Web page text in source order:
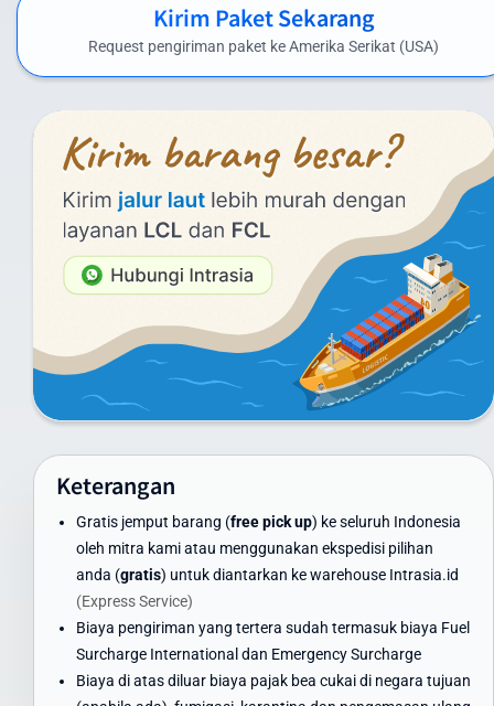
Biaya Kirim Paket ke Amerika Serikat (USA)
yang Kompetitif
yang kompetitif tanpa mengorbankan kualitas layanan. Berikut
perkiraan tarif pengiriman paket dari Indonesia ke Amerika Serikat
(USA) menggunakan layanan kami:
Layanan Udara (Express):
Di atas 100 kg: mulai dari Rp 275.000/kg
Untuk melihat harga secara lengkap anda dapat melihat tabel
daftar harga yang menampilkan tarif pengiriman dari 1 sampai
20 kg
Layanan Laut (untuk pengiriman besar):
khusus
Container FCL/LCL: tersedia penawaran khusus sesuai volume
Harga di atas adalah estimasi dan dapat berubah. Untuk
mendapatkan penawaran terbaik, gunakan kalkulator ongkir di
website kami atau hubungi tim layanan pelanggan Intrasia.id.
Kami menawarkan skema volume discount - semakin besar volume
pengiriman, semakin ekonomis biaya per kilogramnya. Ini
menjadikan Intrasia.id pilihan tepat untuk cara kirim paket murah
Kirim Paket Sekarang
Request pengiriman paket ke Amerika Serikat (USA)
Keterangan
Gratis jemput barang (free pick up) ke seluruh Indonesia
oleh mitra kami atau menggunakan ekspedisi pilihan
anda (gratis) untuk diantarkan ke warehouse Intrasia.id
(Express Service)
Biaya pengiriman yang tertera sudah termasuk biaya Fuel
Surcharge International dan Emergency Surcharge
Biaya di atas diluar biaya pajak bea cukai di negara tujuan